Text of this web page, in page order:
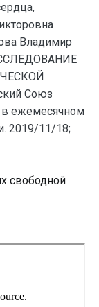
Владимир
Союз
в ежемесячном
2019/11/18;
свободной